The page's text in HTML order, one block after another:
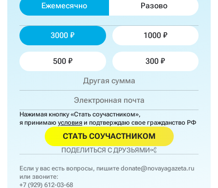
Ежемесячно Разово
3000 1000
500 300
Нажимая кнопку «Стать соучастником»,
я принимаю условия и подтверждаю свое гражданство РФ
СТАТЬ СОУЧАСТНИКОМ
ПОДЕЛИТЬСЯ С ДРУЗЬЯМИ
Если у вас есть вопросы, пишите donate@novayagazeta.ru
или звоните:
+7 (929) 612-03-68